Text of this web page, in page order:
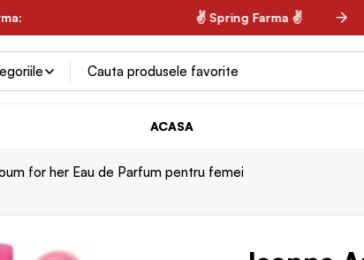
✌ ✌ Spring Farma ✌
ACASA
for her Eau de Parfum pentru femei